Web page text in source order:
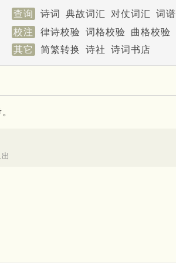
查询 诗词 典故词汇 对仗词汇 词谱
校注
律诗校验 词格校验 曲格校验
其它
简繁转换 诗社 诗词书店